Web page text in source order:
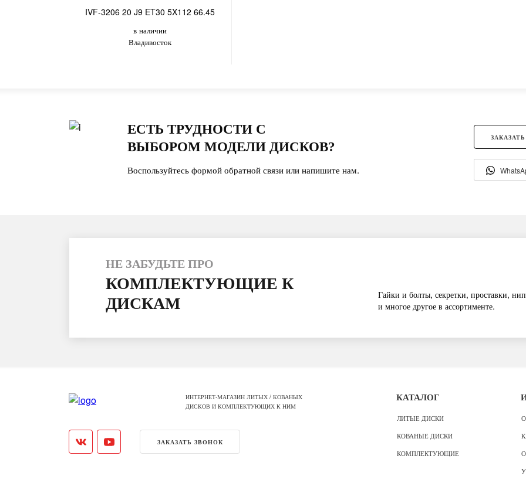
IVF-3206 20 J9 ET30 5X112 66.45
в наличии
Владивосток
ЕСТЬ ТРУДНОСТИ С
ВЫБОРОМ МОДЕЛИ ДИСКОВ?
Воспользуйтесь формой обратной связи или напишите нам.
НЕ ЗАБУДЬТЕ ПРО
КОМПЛЕКТУЮЩИЕ К
ДИСКАМ
Гайки и болты, секретки, проставки,
и многое другое в ассортименте.
ИНТЕРНЕТ-МАГАЗИН ЛИТЫХ / КОВАНЫХ
ДИСКОВ И КОМПЛЕКТУЮЩИХ К НИМ
ЗАКАЗАТЬ ЗВОНОК
КАТАЛОГ
ЛИТЫЕ ДИСКИ
КОВАНЫЕ ДИСКИ
КОМПЛЕКТУЮЩИЕ